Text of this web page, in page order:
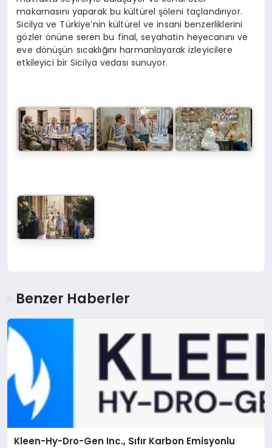
makarnasını yaparak bu kültürel şöleni taçlandırıyor.
Sicilya ve Türkiye’nin kültürel ve insani benzerliklerini
gözler önüne seren bu final, seyahatin heyecanını ve
eve dönüşün sıcaklığını harmanlayarak izleyicilere
etkileyici bir Sicilya vedası sunuyor.
Benzer Haberler
Kleen-Hy-Dro-Gen Inc., Sıfır Karbon Emisyonlu